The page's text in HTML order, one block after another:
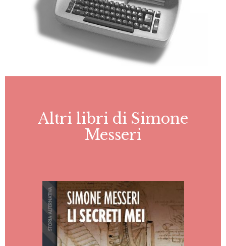
Altri libri di Simone
Messeri